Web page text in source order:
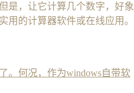
是，让它计算几个数字，好象
用的计算器软件或在线应用。
。何况，作为windows自带软